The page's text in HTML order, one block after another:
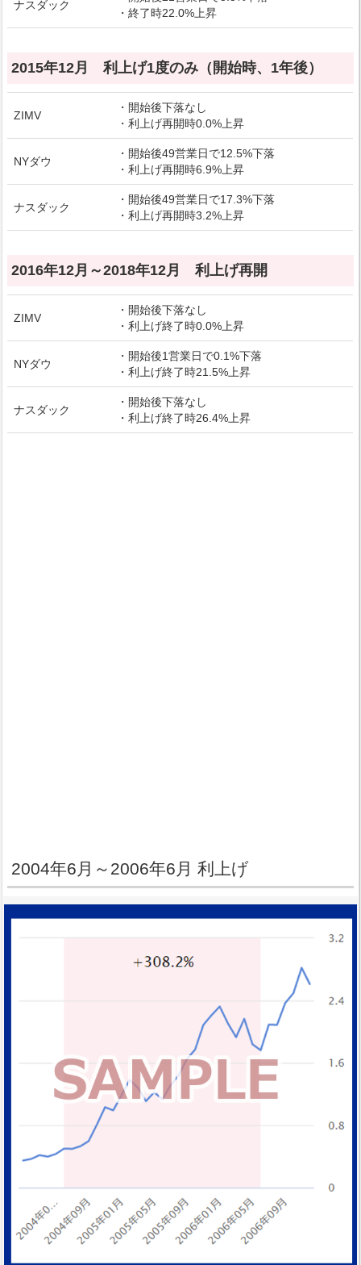
ナスダック
・終了時22.0%上昇
2015年12月 利上げ1度のみ（開始時、1年後）
ZIMV
・開始後下落なし
・利上げ再開時0.0%上昇
NYダウ
・開始後49営業日で12.5%下落
・利上げ再開時6.9%上昇
ナスダック
・開始後49営業日で17.3%下落
・利上げ再開時3.2%上昇
2016年12月～2018年12月 利上げ再開
ZIMV
・開始後下落なし
・利上げ終了時0.0%上昇
NYダウ
・開始後1営業日で0.1%下落
・利上げ終了時21.5%上昇
ナスダック
・開始後下落なし
・利上げ終了時26.4%上昇
2004年6月～2006年6月 利上げ